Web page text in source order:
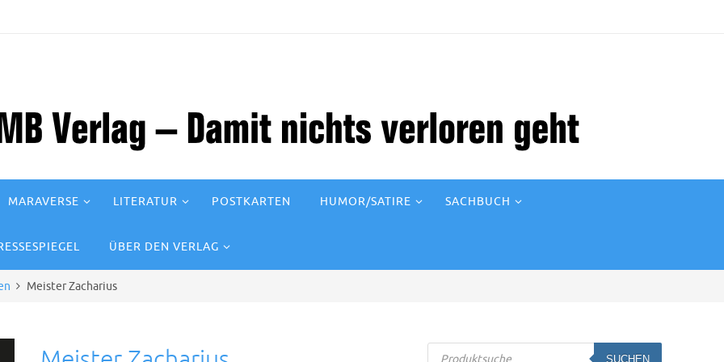
MARAVERSE LITERATUR POSTKARTEN HUMOR/SATIRE SACHBUCH
ÜBER DEN VERLAG
Meister Zacharius
Products
SUCHEN